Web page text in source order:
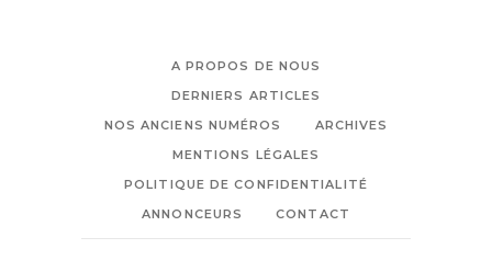
A PROPOS DE NOUS
DERNIERS ARTICLES
NOS ANCIENS NUMÉROS
ARCHIVES
MENTIONS LÉGALES
POLITIQUE DE CONFIDENTIALITÉ
ANNONCEURS
CONTACT